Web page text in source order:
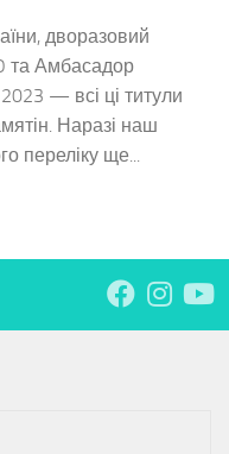
дворазовий
та Амбасадор
— всі ці титули
Наразі наш
переліку ще...